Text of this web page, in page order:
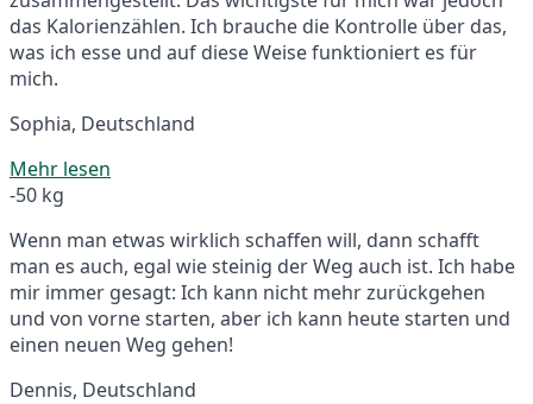
das Kalorienzählen. Ich brauche die Kontrolle über das,
was ich esse und auf diese Weise funktioniert es für
mich.
Sophia, Deutschland
Mehr lesen
-50 kg
Wenn man etwas wirklich schaffen will, dann schafft
man es auch, egal wie steinig der Weg auch ist. Ich habe
mir immer gesagt: Ich kann nicht mehr zurückgehen
und von vorne starten, aber ich kann heute starten und
einen neuen Weg gehen!
Dennis, Deutschland